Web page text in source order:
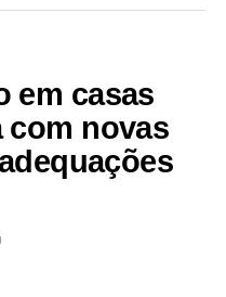
em casas
com novas